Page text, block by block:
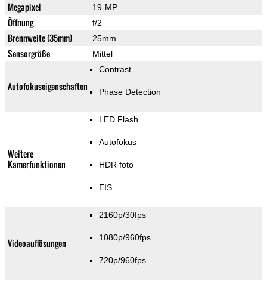
Megapixel 19-MP
Öffnung f/2
Brennweite (35mm) 25mm
Sensorgröße Mittel
Autofokuseigenschaften
Contrast
Phase Detection
Weitere
Kamerfunktionen
LED Flash
Autofokus
HDR foto
EIS
Videoauflösungen
2160p/30fps
1080p/960fps
720p/960fps